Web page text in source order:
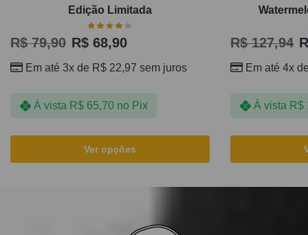
Edição Limitada
R$79,90 R$ 68,90
Em até 3x de R$ 22,97 sem juros
À vista R$65,70 no Pix
Ver opções
R$127,94
Em até 4x
À vista R$